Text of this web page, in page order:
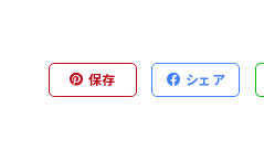
保存 シェア